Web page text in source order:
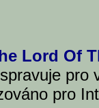
Lord Of
pro
pro